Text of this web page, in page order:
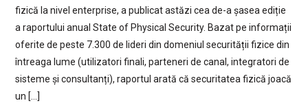
fizică la nivel enterprise, a publicat astăzi cea de-a șasea ediție
a raportului anual State of Physical Security. Bazat pe informații
oferite de peste 7.300 de lideri din domeniul securității fizice din
întreaga lume (utilizatori finali, parteneri de canal, integratori de
sisteme și consultanți), raportul arată că securitatea fizică joacă
un […]